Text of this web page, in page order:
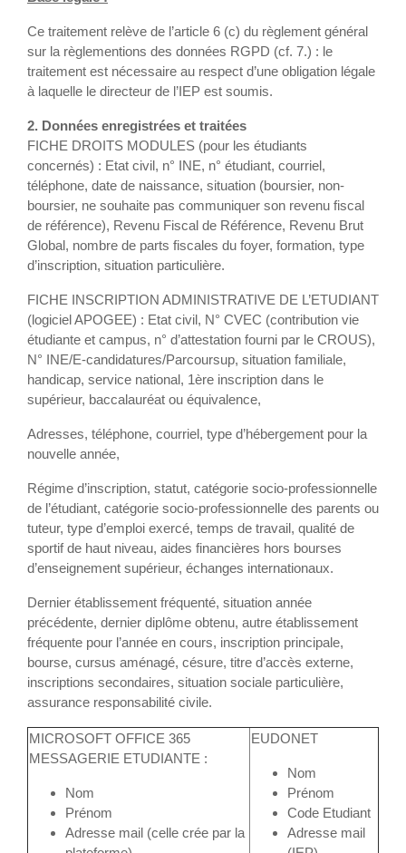
Ce traitement relève de l’article 6 (c) du règlement général
sur la règlementions des données RGPD (cf. 7.) : le
traitement est nécessaire au respect d’une obligation légale
à laquelle le directeur de l’IEP est soumis.
2. Données enregistrées et traitées
FICHE DROITS MODULES (pour les étudiants
concernés) : Etat civil, n° INE, n° étudiant, courriel,
téléphone, date de naissance, situation (boursier, non-
boursier, ne souhaite pas communiquer son revenu fiscal
de référence), Revenu Fiscal de Référence, Revenu Brut
Global, nombre de parts fiscales du foyer, formation, type
d’inscription, situation particulière.
FICHE INSCRIPTION ADMINISTRATIVE DE L’ETUDIANT
(logiciel APOGEE) : Etat civil, N° CVEC (contribution vie
étudiante et campus, n° d’attestation fourni par le CROUS),
N° INE/E-candidatures/Parcoursup, situation familiale,
handicap, service national, 1ère inscription dans le
supérieur, baccalauréat ou équivalence,
Adresses, téléphone, courriel, type d’hébergement pour la
nouvelle année,
Régime d’inscription, statut, catégorie socio-professionnelle
de l’étudiant, catégorie socio-professionnelle des parents ou
tuteur, type d’emploi exercé, temps de travail, qualité de
sportif de haut niveau, aides financières hors bourses
d’enseignement supérieur, échanges internationaux.
Dernier établissement fréquenté, situation année
précédente, dernier diplôme obtenu, autre établissement
fréquente pour l’année en cours, inscription principale,
bourse, cursus aménagé, césure, titre d’accès externe,
inscriptions secondaires, situation sociale particulière,
assurance responsabilité civile.
MICROSOFT OFFICE 365
MESSAGERIE ETUDIANTE :
Nom
Prénom
Adresse mail (celle crée par la
EUDONET
Nom
Prénom
Code Etudiant
Adresse mail